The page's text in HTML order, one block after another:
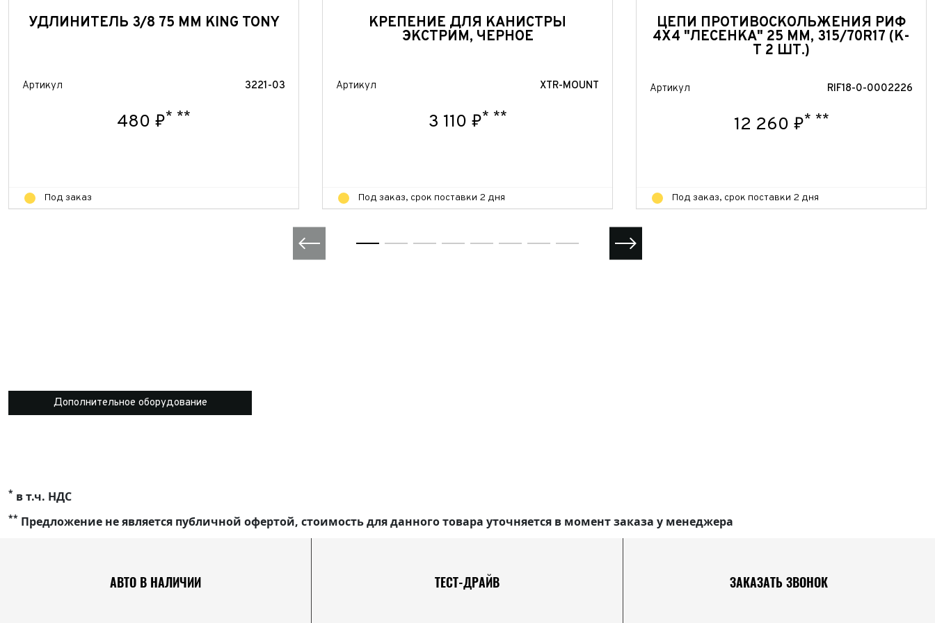
УДЛИНИТЕЛЬ 3/8 75 ММ KING TONY
Артикул 3221-03
480 ₽* **
Под заказ
КРЕПЕНИЕ ДЛЯ КАНИСТРЫ
ЭКСТРИМ, ЧЕРНОЕ
Артикул XTR-MOUNT
3 110 ₽* **
Под заказ, срок поставки 2 дня
ЦЕПИ ПРОТИВОСКОЛЬЖЕНИЯ РИФ
4Х4 "ЛЕСЕНКА" 25 ММ, 315/70R17 (К-
Т 2 ШТ.)
Артикул RIF18-0-0002226
12 260 ₽* **
Под заказ, срок поставки 2 дня
Дополнительное оборудование
* в т.ч. НДС
** Предложение не является публичной офертой, стоимость для данного товара уточняется в момент заказа у менеджера
АВТО В НАЛИЧИИ ТЕСТ-ДРАЙВ ЗАКАЗАТЬ ЗВОНОК
Отправить